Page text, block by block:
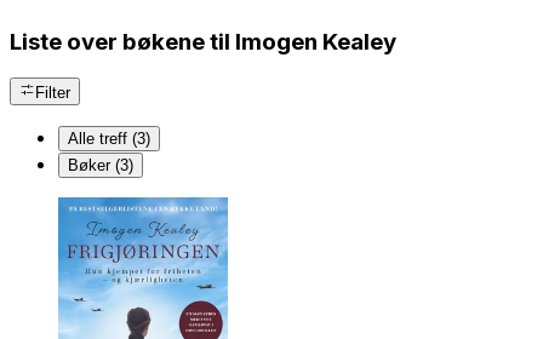
Liste over bøkene til Imogen Kealey
Filter
Alle treff (3)
Bøker (3)